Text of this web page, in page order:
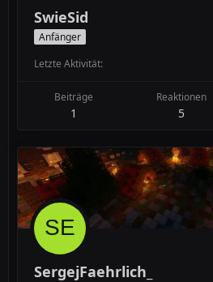
SwieSid
Anfänger
Letzte Aktivität
Beiträge
1
Reaktionen
5
SergejFaehrlich_